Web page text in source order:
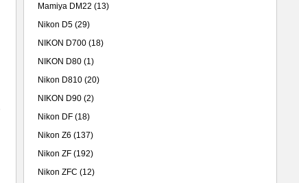
Mamiya DM22 (13)
Nikon D5 (29)
NIKON D700 (18)
NIKON D80 (1)
Nikon D810 (20)
NIKON D90 (2)
Nikon DF (18)
Nikon Z6 (137)
Nikon ZF (192)
Nikon ZFC (12)